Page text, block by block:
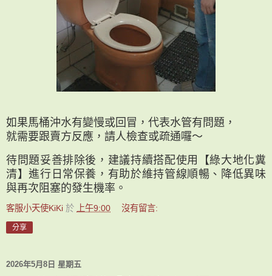
如果馬桶沖水有變慢或回冒，代表水管有問題，
就需要跟賣方反應，請人檢查或疏通囉～
待問題妥善排除後，建議持續搭配使用【綠大地化糞
清】進行日常保養，有助於維持管線順暢、降低異味
與再次阻塞的發生機率。
客服小天使KiKi 於 上午9:00 沒有留言:
分享
2026年5月8日 星期五